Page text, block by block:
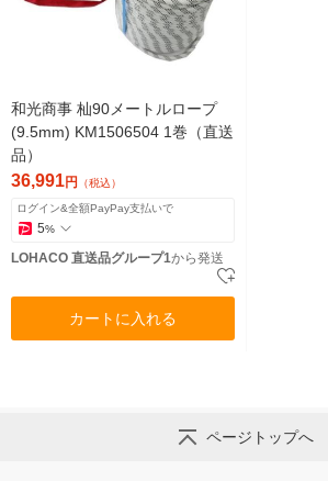
和光商事 杣90メートルロープ
(9.5mm) KM1506504 1巻（直送
品）
36,991円 （税込）
ログイン&全額PayPay支払いで
5%
LOHACO 直送品グループ1から発送
カートに入れる
ページトップへ